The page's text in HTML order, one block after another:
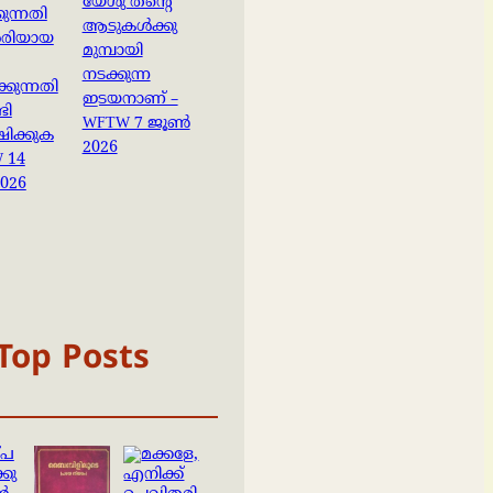
14
ആടുകൾക്കു
മുമ്പായി
നടക്കുന്ന
ഇടയനാണ് –
WFTW 7 ജൂൺ
2026
Posts